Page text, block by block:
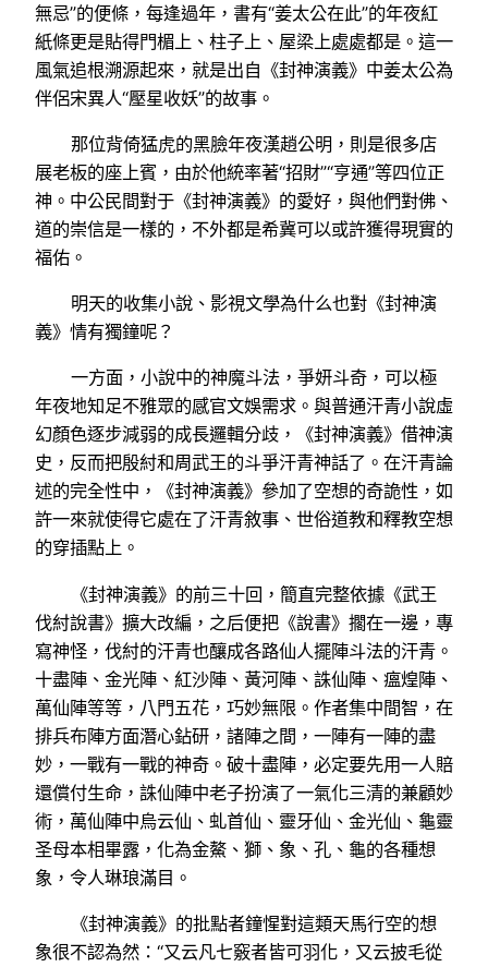
無忌”的便條，每逢過年，書有“姜太公在此”的年夜紅
紙條更是貼得門楣上、柱子上、屋梁上處處都是。這一
風氣追根溯源起來，就是出自《封神演義》中姜太公為
伴侶宋異人“壓星收妖”的故事。
那位背倚猛虎的黑臉年夜漢趙公明，則是很多店
展老板的座上賓，由於他統率著“招財”“亨通”等四位正
神。中公民間對于《封神演義》的愛好，與他們對佛、
道的崇信是一樣的，不外都是希冀可以或許獲得現實的
福佑。
明天的收集小說、影視文學為什么也對《封神演
義》情有獨鐘呢？
一方面，小說中的神魔斗法，爭妍斗奇，可以極
年夜地知足不雅眾的感官文娛需求。與普通汗青小說虛
幻顏色逐步減弱的成長邏輯分歧，《封神演義》借神演
史，反而把殷紂和周武王的斗爭汗青神話了。在汗青論
述的完全性中，《封神演義》參加了空想的奇詭性，如
許一來就使得它處在了汗青敘事、世俗道教和釋教空想
的穿插點上。
《封神演義》的前三十回，簡直完整依據《武王
伐紂說書》擴大改編，之后便把《說書》擱在一邊，專
寫神怪，伐紂的汗青也釀成各路仙人擺陣斗法的汗青。
十盡陣、金光陣、紅沙陣、黃河陣、誅仙陣、瘟煌陣、
萬仙陣等等，八門五花，巧妙無限。作者集中間智，在
排兵布陣方面潛心鉆研，諸陣之間，一陣有一陣的盡
妙，一戰有一戰的神奇。破十盡陣，必定要先用一人賠
還償付生命，誅仙陣中老子扮演了一氣化三清的兼顧妙
術，萬仙陣中烏云仙、虬首仙、靈牙仙、金光仙、龜靈
圣母本相畢露，化為金鰲、獅、象、孔、龜的各種想
象，令人琳琅滿目。
《封神演義》的批點者鐘惺對這類天馬行空的想
象很不認為然：“又云凡七竅者皆可羽化，又云披毛從